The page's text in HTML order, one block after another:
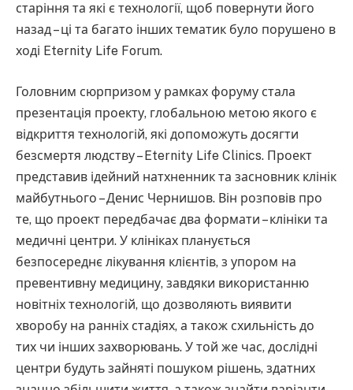
старіння та які є технології, щоб повернути його
назад – ці та багато інших тематик було порушено в
ході Eternity Life Forum.
Головним сюрпризом у рамках форуму стала
презентація проекту, глобальною метою якого є
відкриття технологій, які допоможуть досягти
безсмертя людству – Eternity Life Clinics. Проект
представив ідейний натхненник та засновник клінік
майбутнього – Денис Чернишов. Він розповів про
те, що проект передбачає два формати – клініки та
медичні центри. У клініках планується
безпосереднє лікування клієнтів, з упором на
превентивну медицину, завдяки використанню
новітніх технологій, що дозволяють виявити
хворобу на ранніх стадіях, а також схильність до
тих чи інших захворювань. У той же час, дослідні
центри будуть зайняті пошуком рішень, здатних